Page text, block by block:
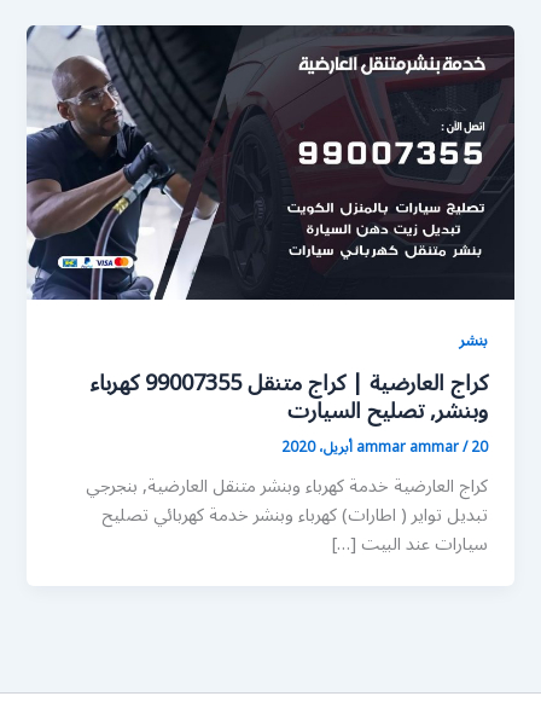
بنشر
كراج العارضية | كراج متنقل 99007355 كهرباء
وبنشر, تصليح السيارت
ammar ammar/20 أبريل، 2020
كراج العارضية خدمة كهرباء وبنشر متنقل العارضية, بنجرجي
تبديل تواير ( اطارات) كهرباء وبنشر خدمة كهربائي تصليح
سيارات عند البيت […]